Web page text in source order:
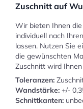
Zuschnitt auf
Wir bieten Ihnen
individuell nach
lassen. Nutzen Sie
die gewünschten
Zuschnitt wird
Toleranzen:
Wandstärke: +/-
Schnittkanten: